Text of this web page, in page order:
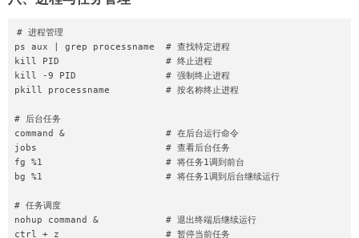
# 进程管理
ps aux | grep processname  # 查找特定进程
kill PID                   # 终止进程
kill -9 PID                # 强制终止进程
pkill processname          # 按名称终止进程
# 后台任务
command &                  # 在后台运行命令
jobs                       # 查看后台任务
fg %1                      # 将任务1调到前台
bg %1                      # 将任务1调到后台继续运行
# 任务调度
nohup command &            # 退出终端后继续运行